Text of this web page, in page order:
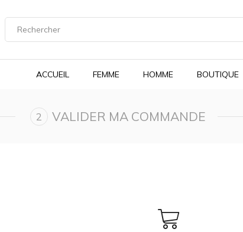
ACCUEIL FEMME HOMME BOUTIQUE
VALIDER MA COMMANDE